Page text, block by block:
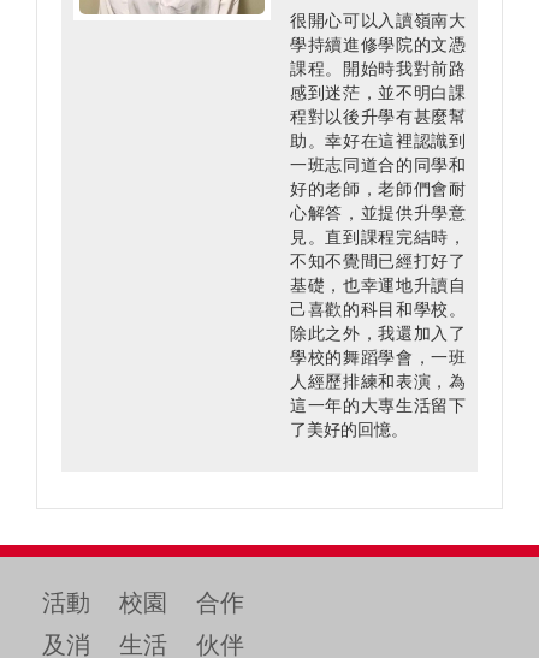
很開心可以入讀嶺南大
學持續進修學院的文憑
課程。開始時我對前路
感到迷茫，並不明白課
程對以後升學有甚麼幫
助。幸好在這裡認識到
一班志同道合的同學和
好的老師，老師們會耐
心解答，並提供升學意
見。直到課程完結時，
不知不覺間已經打好了
基礎，也幸運地升讀自
己喜歡的科目和學校。
除此之外，我還加入了
學校的舞蹈學會，一班
人經歷排練和表演，為
這一年的大專生活留下
了美好的回憶。
活動
及消
校園
生活
合作
伙伴